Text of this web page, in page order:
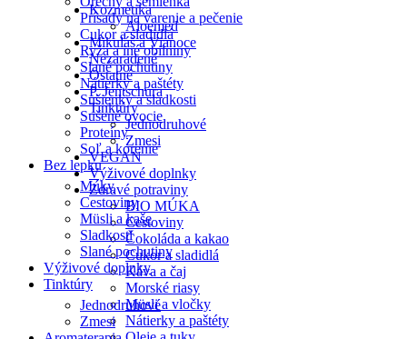
Kozmetika
Aloemed
Mikuláš a Vianoce
Nezaradené
Ostatné
P. Jentschura
Tinktúry
Jednodruhové
Zmesi
VEGAN
Výživové doplnky
Zdravé potraviny
BIO MÚKA
Cestoviny
Čokoláda a kakao
Cukor a sladidlá
Káva a čaj
Morské riasy
Müsli a vločky
Nátierky a paštéty
Prísady na varenie a pečenie
Cukor a sladidlá
Ryža a iné obilniny
Slané pochutiny
Nátierky a paštéty
Sušienky a sladkosti
Sušené ovocie
Proteíny
Soľ a korenie
Bez lepku
Múky
Cestoviny
Müsli a kaše
Sladkosti
Slané pochutiny
Výživové doplnky
Tinktúry
Jednodruhové
Zmesi